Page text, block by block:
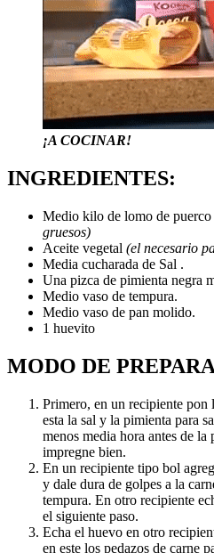
¡A COCINAR!
INGREDIENTES:
Medio kilo de lomo de puerco
gruesos)
Aceite vegetal (el necesario
Media cucharada de Sal .
Una pizca de pimienta negra
Medio vaso de tempura.
Medio vaso de pan molido.
1 huevito
MODO DE
Primero, en un recipiente pon
esta la sal y la pimienta para
menos media hora antes de la
impregne bien.
En un recipiente tipo bol
y dale dura de golpes a la
tempura. En otro recipiente
el siguiente paso.
Echa el huevo en otro
en este los pedazos de carne